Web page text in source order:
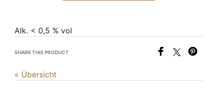
Alk. < 0,5 % vol
SHARE THIS PRODUCT
« Übersicht